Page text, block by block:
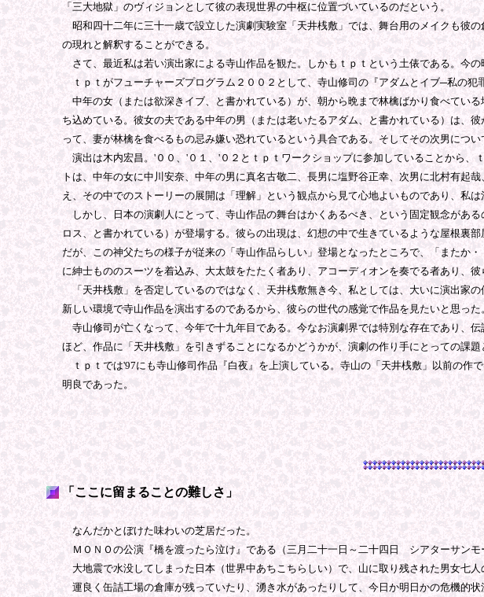
「三大地獄」のヴィジョンとして彼の表現世界の中枢に位置づいているのだという。
昭和四十二年に三十一歳で設立した演劇実験室「天井桟敷」では、舞台用のメイクも彼
の現れと解釈することができる。
さて、最近私は若い演出家による寺山作品を観た。しかもｔｐｔという土俵である。今の
ｔｐｔがフューチャーズプログラム２００２として、寺山修司の『アダムとイブ─私の犯
中年の女（または欲深きイブ、と書かれている）が、朝から晩まで林檎ばかり食べてい
ち込めている。彼女の夫である中年の男（または老いたるアダム、と書かれている）は、
って、妻が林檎を食べるもの忌み嫌い恐れているという具合である。そしてその次男につ
演出は木内宏昌。'００、'０１、'０２とｔｐｔワークショップに参加していることから
トは、中年の女に中川安奈、中年の男に真名古敬二、長男に塩野谷正幸、次男に北村有起
え、その中でのストーリーの展開は「理解」という観点から見て心地よいものであり、私は
しかし、日本の演劇人にとって、寺山作品の舞台はかくあるべき、という固定観念があ
ロス、と書かれている）が登場する。彼らの出現は、幻想の中で生きているような屋根裏
だが、この神父たちの様子が従来の「寺山作品らしい」登場となったところで、「またか
に紳士もののスーツを着込み、大太鼓をたたく者あり、アコーディオンを奏でる者あり、
「天井桟敷」を否定しているのではなく、天井桟敷無き今、私としては、大いに演出家
新しい環境で寺山作品を演出するのであるから、彼らの世代の感覚で作品を見たいと思った
寺山修司が亡くなって、今年で十九年目である。今なお演劇界では特別な存在であり、
ほど、作品に「天井桟敷」を引きずることになるかどうかが、演劇の作り手にとっての課
ｔｐｔでは'97にも寺山修司作品『白夜』を上演している。寺山の「天井桟敷」以前の作
明良であった。
「ここに留まることの難しさ」
なんだかとぼけた味わいの芝居だった。
ＭＯＮＯの公演『橋を渡ったら泣け』である（三月二十一日～二十四日 シアターサン
大地震で水没してしまった日本（世界中あちこちらしい）で、山に取り残された男女七人
運良く缶詰工場の倉庫が残っていたり、湧き水があったりして、今日か明日かの危機的